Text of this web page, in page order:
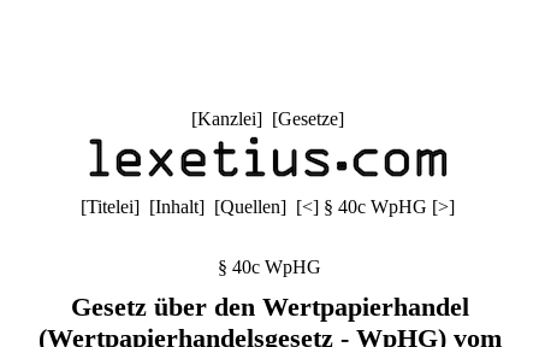
[Kanzlei] [Gesetze]
[Titelei] [Inhalt] [Quellen] [<] § 40c WpHG [>]
§ 40c WpHG
Gesetz über den Wertpapierhandel
(Wertpapierhandelsgesetz - WpHG) vom